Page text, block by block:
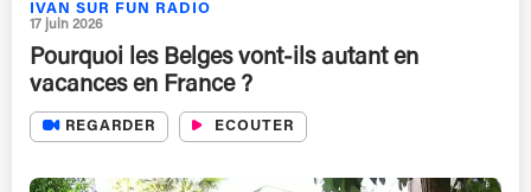
IVAN SUR FUN RADIO
17 juin 2026
Pourquoi les Belges vont-ils autant en
vacances en France ?
REGARDER ECOUTER